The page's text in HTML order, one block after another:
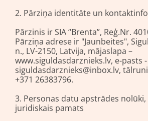
2. Pārziņa identitāte un
Pārzinis ir SIA “Brenta”, Reģ.Nr.
Pārziņa adrese ir "Jaunbeites",
n., LV-2150, Latvija, mājaslapa –
www.siguldasdarznieks.lv, e-pasts -
siguldasdarznieks@inbox.lv,
+371 26383796.
3. Personas datu apstrādes
juridiskais pamats